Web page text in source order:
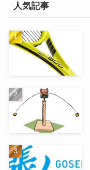
人気記事